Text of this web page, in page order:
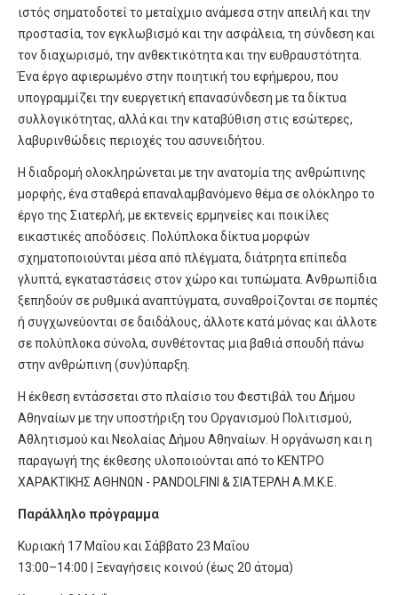
ιστός σηματοδοτεί το μεταίχμιο ανάμεσα στην απειλή και την
προστασία, τον εγκλωβισμό και την ασφάλεια, τη σύνδεση και
τον διαχωρισμό, την ανθεκτικότητα και την ευθραυστότητα.
Ένα έργο αφιερωμένο στην ποιητική του εφήμερου, που
υπογραμμίζει την ευεργετική επανασύνδεση με τα δίκτυα
συλλογικότητας, αλλά και την καταβύθιση στις εσώτερες,
λαβυρινθώδεις περιοχές του ασυνειδήτου.
Η διαδρομή ολοκληρώνεται με την ανατομία της ανθρώπινης
μορφής, ένα σταθερά επαναλαμβανόμενο θέμα σε ολόκληρο το
έργο της Σιατερλή, με εκτενείς ερμηνείες και ποικίλες
εικαστικές αποδόσεις. Πολύπλοκα δίκτυα μορφών
σχηματοποιούνται μέσα από πλέγματα, διάτρητα επίπεδα
γλυπτά, εγκαταστάσεις στον χώρο και τυπώματα. Ανθρωπίδια
ξεπηδούν σε ρυθμικά αναπτύγματα, συναθροίζονται σε πομπές
ή συγχωνεύονται σε δαιδάλους, άλλοτε κατά μόνας και άλλοτε
σε πολύπλοκα σύνολα, συνθέτοντας μια βαθιά σπουδή πάνω
στην ανθρώπινη (συν)ύπαρξη.
Η έκθεση εντάσσεται στο πλαίσιο του Φεστιβάλ του Δήμου
Αθηναίων με την υποστήριξη του Οργανισμού Πολιτισμού,
Αθλητισμού και Νεολαίας Δήμου Αθηναίων. Η οργάνωση και η
παραγωγή της έκθεσης υλοποιούνται από το ΚΕΝΤΡΟ
ΧΑΡΑΚΤΙΚΗΣ ΑΘΗΝΩΝ - PANDOLFINI & ΣΙΑΤΕΡΛΗ Α.Μ.Κ.Ε.
Παράλληλο πρόγραμμα
Κυριακή 17 Μαΐου και Σάββατο 23 Μαΐου
13:00–14:00 | Ξεναγήσεις κοινού (έως 20 άτομα)